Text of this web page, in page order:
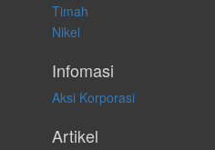
Timah
Nikel
Infomasi
Aksi Korporasi
Artikel